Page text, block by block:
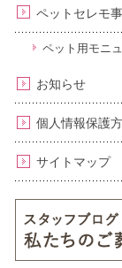
ペットセレモ
ペット用モニ
お知らせ
個人情報保護
サイトマップ